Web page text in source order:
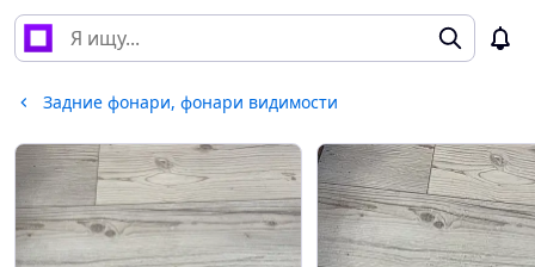
Задние фонари, фонари видимости